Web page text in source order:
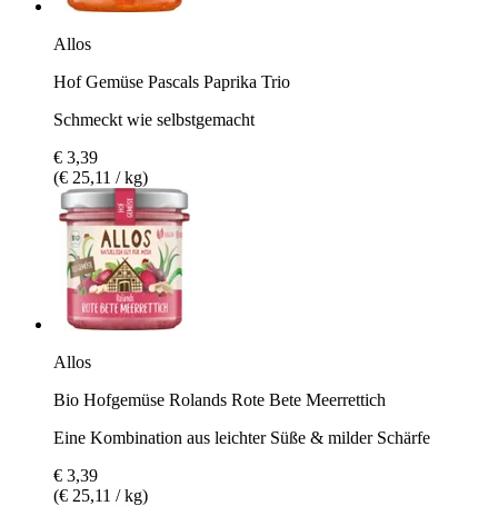
Allos
Hof Gemüse Pascals Paprika Trio
Schmeckt wie selbstgemacht
€ 3,39
(€ 25,11 / kg)
Allos
Bio Hofgemüse Rolands Rote Bete Meerrettich
Eine Kombination aus leichter Süße & milder Schärfe
€ 3,39
(€ 25,11 / kg)